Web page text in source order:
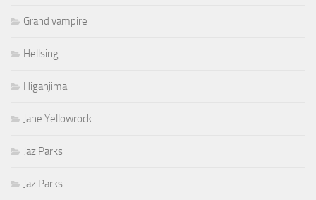
Grand vampire
Hellsing
Higanjima
Jane Yellowrock
Jaz Parks
Jaz Parks